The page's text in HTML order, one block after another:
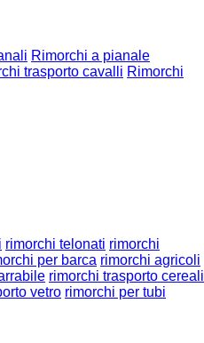
Rimorchi a pianale
trasporto cavalli Rimorchi
rimorchi telonati rimorchi
per barca rimorchi agricoli
rimorchi trasporto cereali
vetro rimorchi per tubi